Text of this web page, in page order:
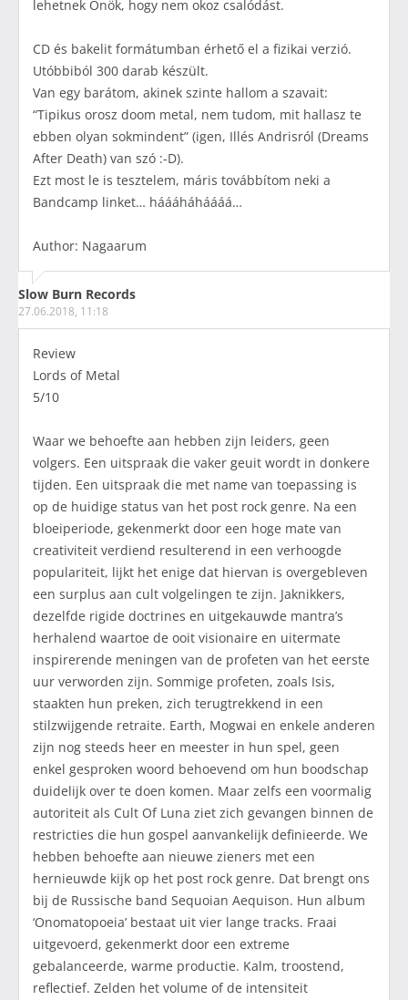
lehetnek Önök, hogy nem okoz csalódást.
CD és bakelit formátumban érhető el a fizikai verzió.
Utóbbiból 300 darab készült.
Van egy barátom, akinek szinte hallom a szavait:
“Tipikus orosz doom metal, nem tudom, mit hallasz te
ebben olyan sokmindent” (igen, Illés Andrisról (Dreams
After Death) van szó :-D).
Ezt most le is tesztelem, máris továbbítom neki a
Bandcamp linket… háááháháááá…
Author: Nagaarum
Slow Burn Records
27.06.2018, 11:18
Review
Lords of Metal
5/10
Waar we behoefte aan hebben zijn leiders, geen
volgers. Een uitspraak die vaker geuit wordt in donkere
tijden. Een uitspraak die met name van toepassing is
op de huidige status van het post rock genre. Na een
bloeiperiode, gekenmerkt door een hoge mate van
creativiteit verdiend resulterend in een verhoogde
populariteit, lijkt het enige dat hiervan is overgebleven
een surplus aan cult volgelingen te zijn. Jaknikkers,
dezelfde rigide doctrines en uitgekauwde mantra’s
herhalend waartoe de ooit visionaire en uitermate
inspirerende meningen van de profeten van het eerste
uur verworden zijn. Sommige profeten, zoals Isis,
staakten hun preken, zich terugtrekkend in een
stilzwijgende retraite. Earth, Mogwai en enkele anderen
zijn nog steeds heer en meester in hun spel, geen
enkel gesproken woord behoevend om hun boodschap
duidelijk over te doen komen. Maar zelfs een voormalig
autoriteit als Cult Of Luna ziet zich gevangen binnen de
restricties die hun gospel aanvankelijk definieerde. We
hebben behoefte aan nieuwe zieners met een
hernieuwde kijk op het post rock genre. Dat brengt ons
bij de Russische band Sequoian Aequison. Hun album
‘Onomatopoeia’ bestaat uit vier lange tracks. Fraai
uitgevoerd, gekenmerkt door een extreme
gebalanceerde, warme productie. Kalm, troostend,
reflectief. Zelden het volume of de intensiteit